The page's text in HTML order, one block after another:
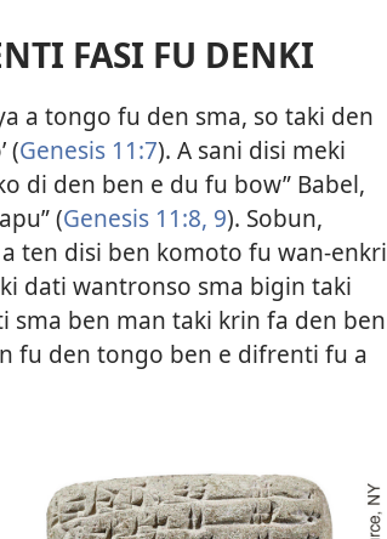
FASI FU DENKI
a tongo fu den sma, so taki den
(Genesis 11:7). A sani disi meki
di den ben e du fu bow” Babel,
(Genesis 11:8, 9). Sobun,
ten disi ben komoto fu wan-enkri
dati wantronso sma bigin taki
ben man taki krin fa den ben
fu den tongo ben e difrenti fu a